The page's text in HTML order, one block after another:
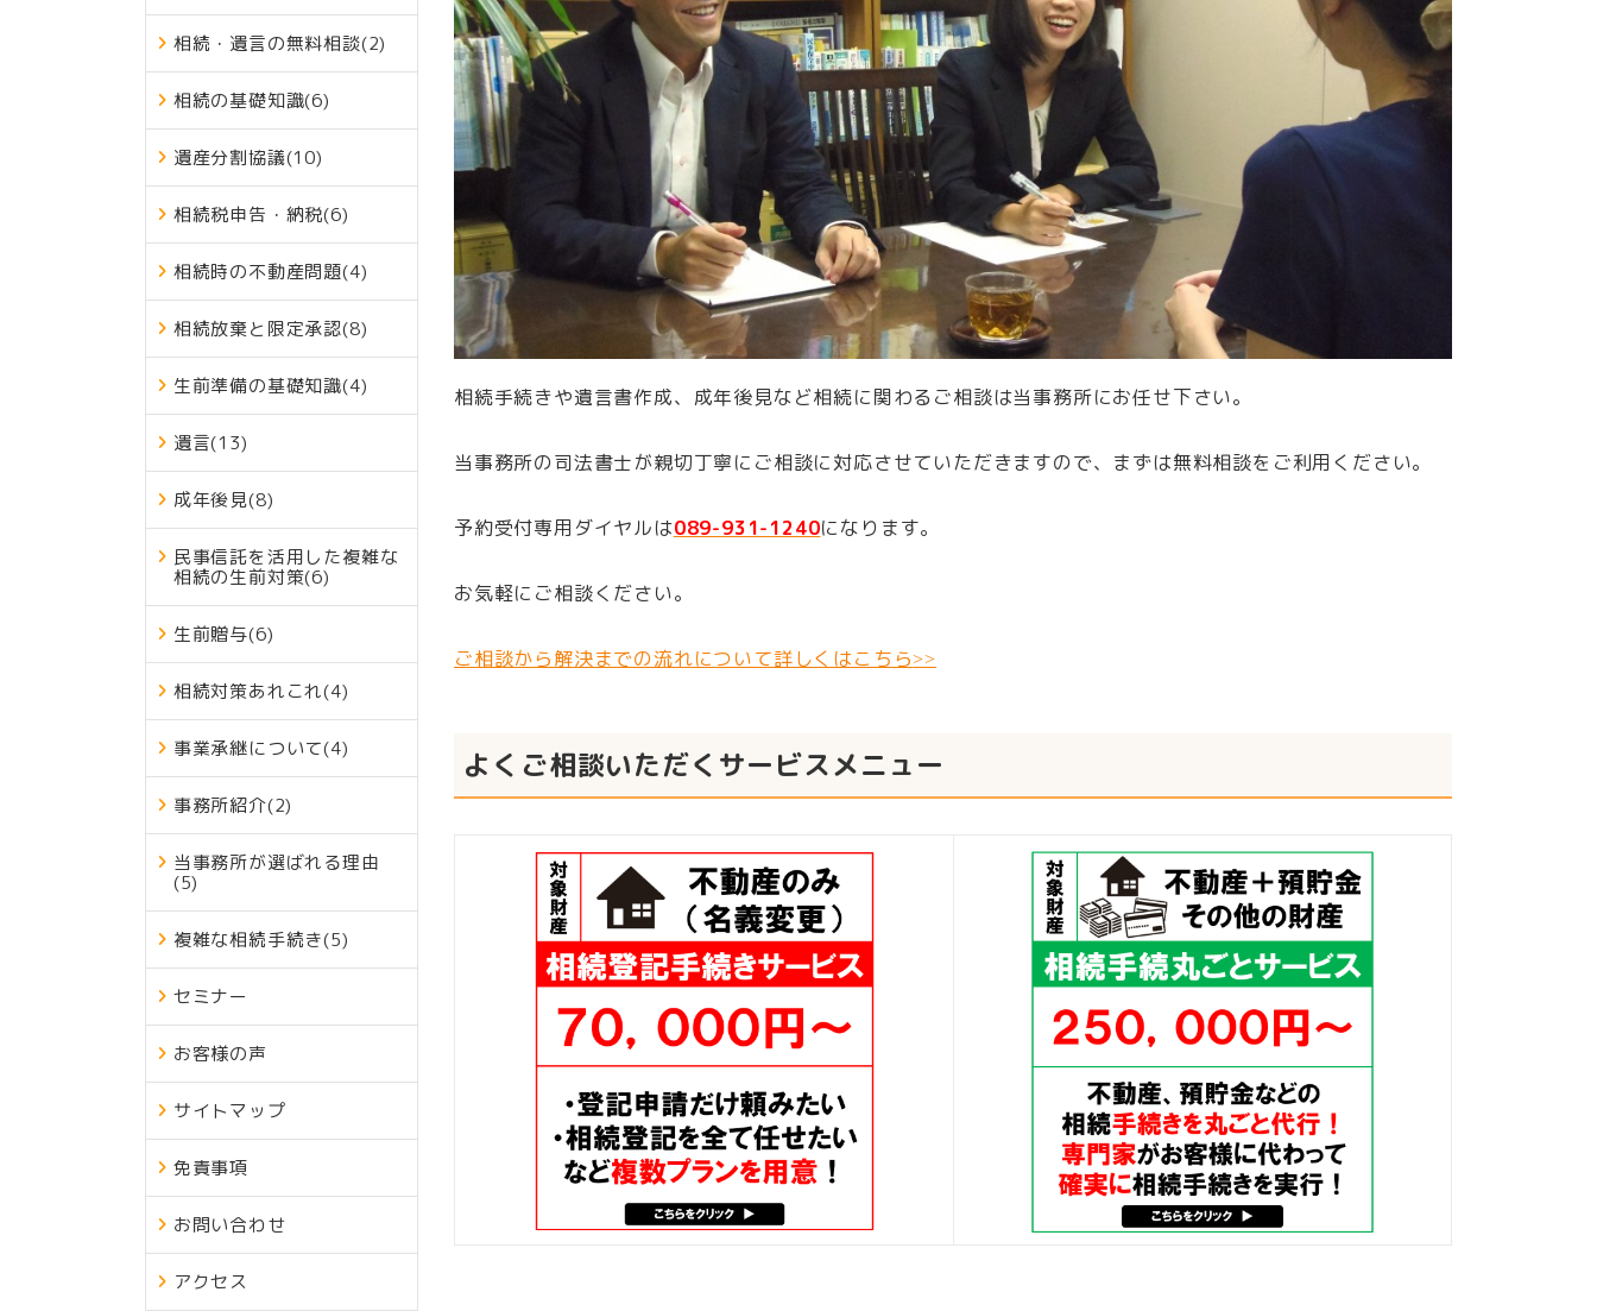
相続手続きや遺言書作成、成年後見など相続に関わるご相談は当事務所にお任せ下さい。
当事務所の司法書士が親切丁寧にご相談に対応させていただきますので、まずは無料相談をご利用ください。
予約受付専用ダイヤルは089-931-1240になります。
お気軽にご相談ください。
ご相談から解決までの流れについて詳しくはこちら>>
よくご相談いただくサービスメニュー
相続・遺言の無料相談(2)
相続の基礎知識(6)
遺産分割協議(10)
相続税申告・納税(6)
相続時の不動産問題(4)
相続放棄と限定承認(8)
生前準備の基礎知識(4)
遺言(13)
成年後見(8)
民事信託を活用した複雑な
相続の生前対策(6)
生前贈与(6)
相続対策あれこれ(4)
事業承継について(4)
事務所紹介(2)
当事務所が選ばれる理由
(5)
複雑な相続手続き(5)
セミナー
お客様の声
サイトマップ
免責事項
お問い合わせ
アクセス